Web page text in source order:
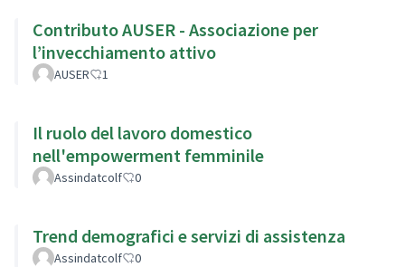
Contributo AUSER - Associazione per
l’invecchiamento attivo
AUSER 1
Il ruolo del lavoro domestico
nell'empowerment femminile
Assindatcolf 0
Trend demografici e servizi di assistenza
Assindatcolf 0